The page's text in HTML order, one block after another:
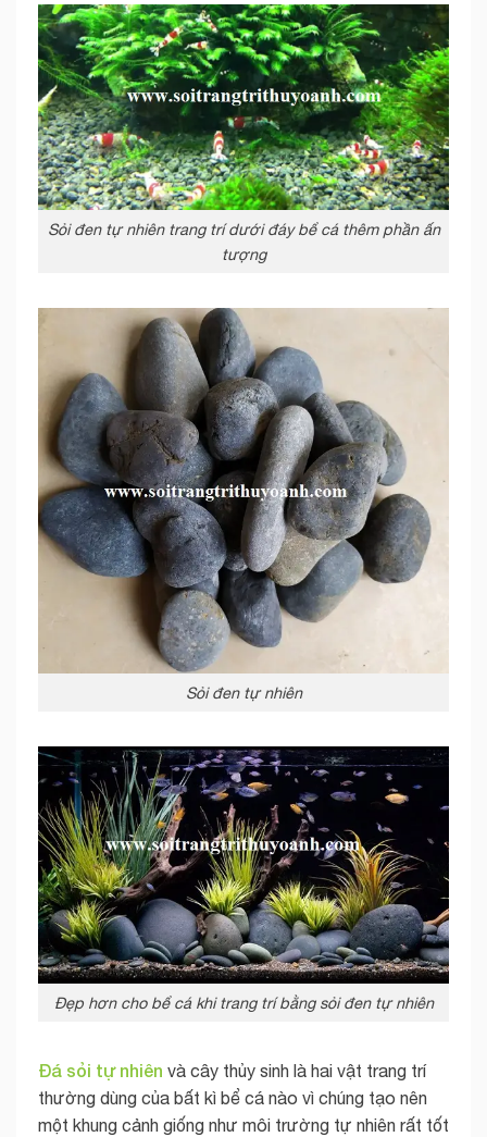
Sỏi đen tự nhiên trang trí dưới đáy bể cá thêm phần ấn
tượng
Sỏi đen tự nhiên
Đẹp hơn cho bể cá khi trang trí bằng sỏi đen tự nhiên
Đá sỏi tự nhiên và cây thủy sinh là hai vật trang trí
thường dùng của bất kì bể cá nào vì chúng tạo nên
một khung cảnh giống như môi trường tự nhiên rất tốt